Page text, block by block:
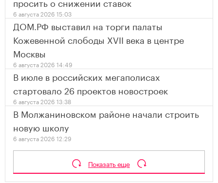
6 августа 2026 15:03
ДОМ.РФ выставил на торги палаты
Кожевенной слободы XVII века в центре
Москвы
6 августа 2026 14:49
В июле в российских мегаполисах
стартовало 26 проектов новостроек
6 августа 2026 13:38
В Молжаниновском районе начали строить
новую школу
6 августа 2026 12:29
Показать еще